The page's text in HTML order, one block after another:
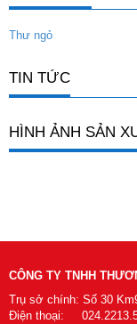
Thư ngỏ
TIN TỨC
HÌNH ẢNH SẢN
CÔNG TY TNHH
Trụ sở chính: Số 30
Điện thoại: